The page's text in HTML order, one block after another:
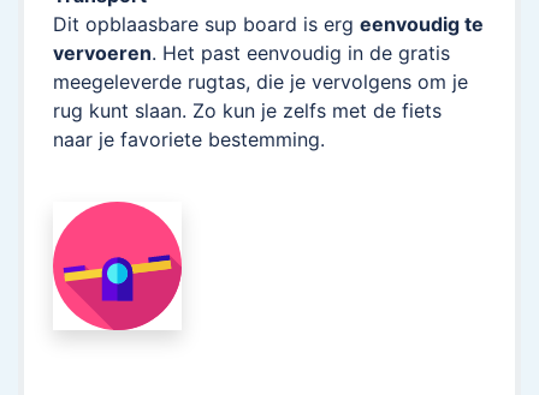
Dit opblaasbare sup board is erg eenvoudig te
vervoeren. Het past eenvoudig in de gratis
meegeleverde rugtas, die je vervolgens om je
rug kunt slaan. Zo kun je zelfs met de fiets
naar je favoriete bestemming.